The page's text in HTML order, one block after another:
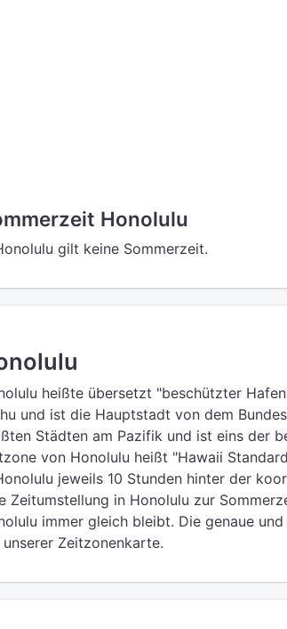
Honolulu
gilt keine Sommerzeit.
heißte übersetzt "beschützter
und ist die Hauptstadt von dem
Städten am Pazifik und ist eins der
von Honolulu heißt "Hawaii
jeweils 10 Stunden hinter der
Zeitumstellung in Honolulu zur
immer gleich bleibt. Die genaue
Zeitzonenkarte.